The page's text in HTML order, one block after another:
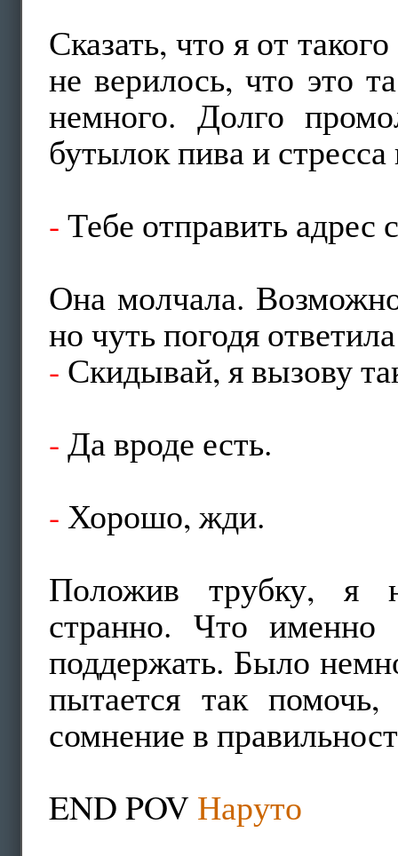
Сказать, что я от
не верилось, что это
немного. Долго
бутылок пива и
-Тебе отправить адрес
Она молчала.
но чуть погодя
- Скидывай, я вызову
-Да вроде есть.
-Хорошо, жди.
Положив трубку, я
странно. Что именно
поддержать. Было
пытается так
сомнение в
END POVНаруто